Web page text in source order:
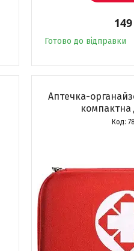
Готово до відправки
Аптечка-